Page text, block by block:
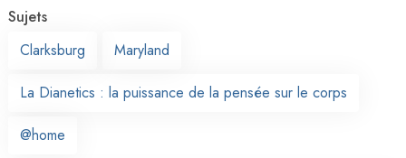
Sujets
Clarksburg
Maryland
La Dianetics : la puissance de la pensée sur le corps
@home